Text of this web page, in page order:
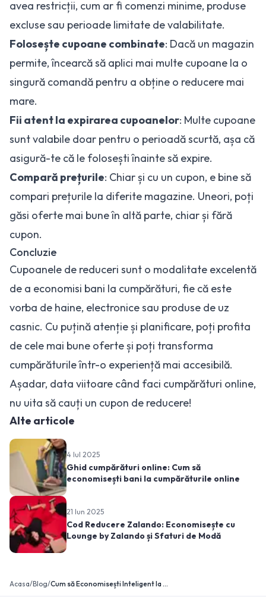
avea restricții, cum ar fi comenzi minime, produse
excluse sau perioade limitate de valabilitate.
Folosește cupoane combinate: Dacă un magazin
permite, încearcă să aplici mai multe cupoane la o
singură comandă pentru a obține o reducere mai
mare.
Fii atent la expirarea cupoanelor: Multe cupoane
sunt valabile doar pentru o perioadă scurtă, așa că
asigură-te că le folosești înainte să expire.
Compară prețurile: Chiar și cu un cupon, e bine să
compari prețurile la diferite magazine. Uneori, poți
găsi oferte mai bune în altă parte, chiar și fără
cupon.
Concluzie
Cupoanele de reduceri sunt o modalitate excelentă
de a economisi bani la cumpărături, fie că este
vorba de haine, electronice sau produse de uz
casnic. Cu puțină atenție și planificare, poți profita
de cele mai bune oferteși poți transforma
cumpărăturile într-o experiență mai accesibilă.
Așadar, data viitoare când faci cumpărături online,
nu uita să cauți un cupon de reducere!
Alte articole
4 Iul 2025
Ghid cumpărături online: Cum să
economisești bani la cumpărăturile online
21 Iun 2025
Cod Reducere Zalando: Economisește cu
Lounge by Zalando și Sfaturi de Modă
Acasa/Blog/ Cum să Economisești Inteligent la Cumpărături: Cupoane si Vouchere